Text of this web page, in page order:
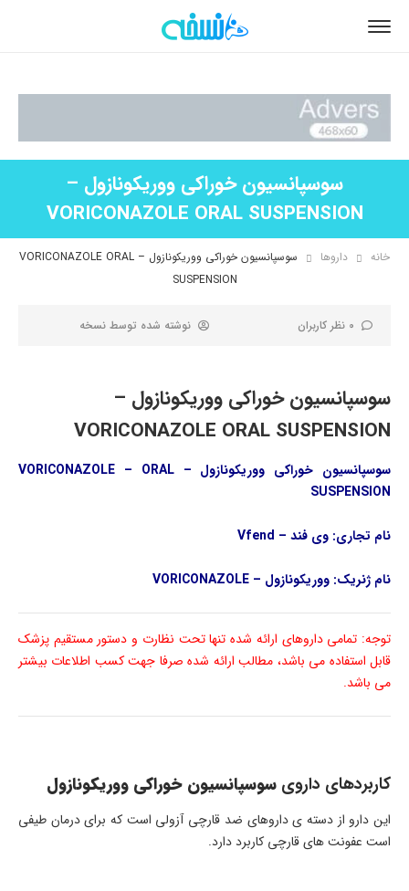
سوسپانسیون خوراکی ووریکونازول –
VORICONAZOLE ORAL SUSPENSION
خانه داروها
سوسپانسیون خوراکی ووریکونازول – VORICONAZOLE ORAL
SUSPENSION
0 نظر کاربران نوشته شده توسط نسخه
سوسپانسیون خوراکی ووریکونازول –
VORICONAZOLE ORAL SUSPENSION
سوسپانسیون خوراکی ووریکونازول – VORICONAZOLE – ORAL
SUSPENSION
نام تجاری: وی فند – Vfend
نام ژنریک: ووریکونازول – VORICONAZOLE
توجه: تمامی داروهای ارائه شده تنها تحت نظارت و دستور مستقیم پزشک
قابل استفاده می باشد، مطالب ارائه شده صرفا جهت کسب اطلاعات بیشتر
می باشد.
کاربردهای داروی سوسپانسیون خوراکی ووریکونازول
این دارو از دسته ی داروهای ضد قارچی آزولی است که برای درمان طیفی
است عفونت های قارچی کاربرد دارد.